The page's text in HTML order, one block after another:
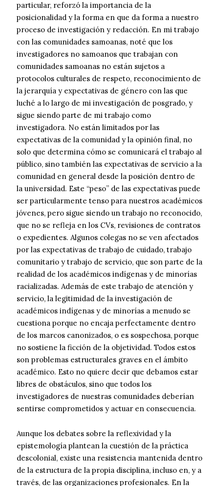
particular, reforzó la importancia de la
posicionalidad y la forma en que da forma a nuestro
proceso de investigación y redacción. En mi trabajo
con las comunidades samoanas, noté que los
investigadores no samoanos que trabajan con
comunidades samoanas no están sujetos a
protocolos culturales de respeto, reconocimiento de
la jerarquía y expectativas de género con las que
luché a lo largo de mi investigación de posgrado, y
sigue siendo parte de mi trabajo como
investigadora. No están limitados por las
expectativas de la comunidad y la opinión final, no
solo que determina cómo se comunicará el trabajo al
público, sino también las expectativas de servicio a la
comunidad en general desde la posición dentro de
la universidad. Este “peso” de las expectativas puede
ser particularmente tenso para nuestros académicos
jóvenes, pero sigue siendo un trabajo no reconocido,
que no se refleja en los CVs, revisiones de contratos
o expedientes. Algunos colegas no se ven afectados
por las expectativas de trabajo de cuidado, trabajo
comunitario y trabajo de servicio, que son parte de la
realidad de los académicos indígenas y de minorías
racializadas. Además de este trabajo de atención y
servicio, la legitimidad de la investigación de
académicos indígenas y de minorías a menudo se
cuestiona porque no encaja perfectamente dentro
de los marcos canonizados, o es sospechosa, porque
no sostiene la ficción de la objetividad. Todos estos
son problemas estructurales graves en el ámbito
académico. Esto no quiere decir que debamos estar
libres de obstáculos, sino que todos los
investigadores de nuestras comunidades deberían
sentirse comprometidos y actuar en consecuencia.
Aunque los debates sobre la reflexividad y la
epistemología plantean la cuestión de la práctica
descolonial, existe una resistencia mantenida dentro
de la estructura de la propia disciplina, incluso en, y a
través, de las organizaciones profesionales. En la